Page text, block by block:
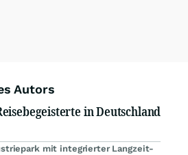
Autors
in Deutschland
mit integrierter Langzeit-